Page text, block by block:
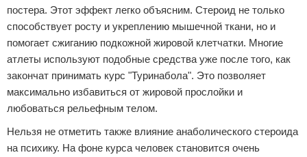
постера. Этот эффект легко объясним. Стероид не только
способствует росту и укреплению мышечной ткани, но и
помогает сжиганию подкожной жировой клетчатки. Многие
атлеты используют подобные средства уже после того, как
закончат принимать курс "Туринабола". Это позволяет
максимально избавиться от жировой прослойки и
любоваться рельефным телом.
Нельзя не отметить также влияние анаболического стероида
на психику. На фоне курса человек становится очень